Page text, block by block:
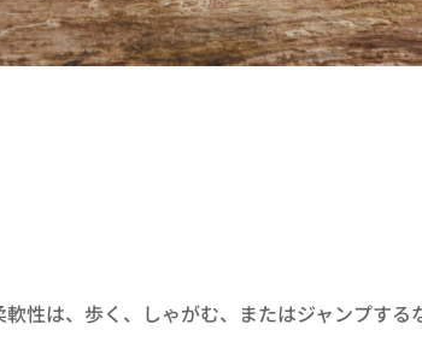
性は、歩く、しゃがむ、またはジャンプす